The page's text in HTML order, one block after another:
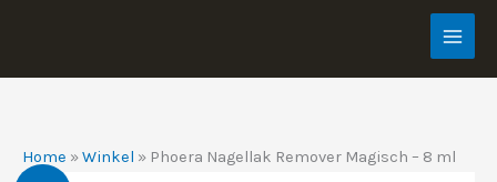
de
Home »Winkel » Phoera Nagellak Remover Magisch – 8 ml